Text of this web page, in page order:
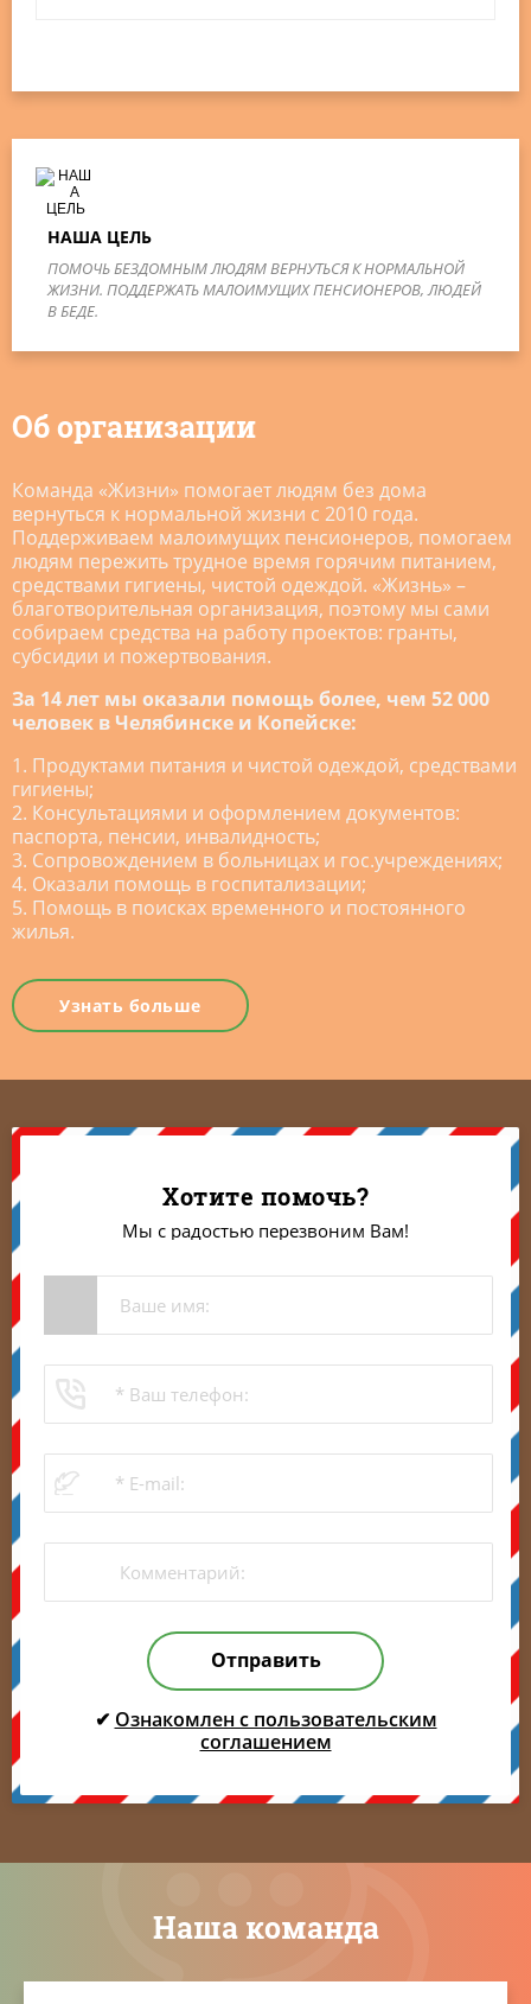
НАША ЦЕЛЬ
ПОМОЧЬ БЕЗДОМНЫМ ЛЮДЯМ ВЕРНУТЬСЯ К НОРМАЛЬНОЙ
ЖИЗНИ. ПОДДЕРЖАТЬ МАЛОИМУЩИХ ПЕНСИОНЕРОВ, ЛЮДЕЙ
В БЕДЕ.
Об организации
Команда «Жизни» помогает людям без дома
вернуться к нормальной жизни с 2010 года.
Поддерживаем малоимущих пенсионеров, помогаем
людям пережить трудное время горячим питанием,
средствами гигиены, чистой одеждой. «Жизнь» –
благотворительная организация, поэтому мы сами
собираем средства на работу проектов: гранты,
субсидии и пожертвования.
За 14 лет мы оказали помощь более, чем 52 000
человек в Челябинске и Копейске:
1. Продуктами питания и чистой одеждой, средствами
гигиены;
2. Консультациями и оформлением документов:
паспорта, пенсии, инвалидность;
3. Сопровождением в больницах и гос.учреждениях;
4. Оказали помощь в госпитализации;
5. Помощь в поисках временного и постоянного
жилья.
Узнать больше
Хотите помочь?
Мы с радостью перезвоним Вам!
Отправить
✔ Ознакомлен с пользовательским
соглашением
Наша команда